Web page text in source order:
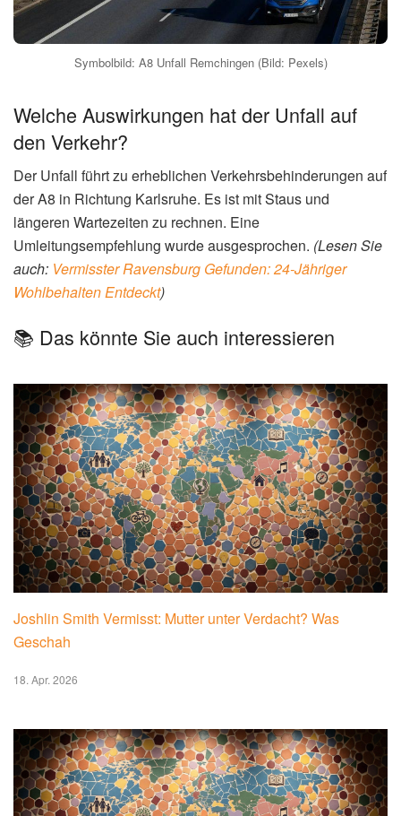
Symbolbild: A8 Unfall Remchingen (Bild: Pexels)
Welche Auswirkungen hat der Unfall auf
den Verkehr?
Der Unfall führt zu erheblichen Verkehrsbehinderungen auf
der A8 in Richtung Karlsruhe. Es ist mit Staus und
längeren Wartezeiten zu rechnen. Eine
Umleitungsempfehlung wurde ausgesprochen. (Lesen Sie
auch: Vermisster Ravensburg Gefunden: 24-Jähriger
Wohlbehalten Entdeckt)
📚 Das könnte Sie auch interessieren
Joshlin Smith Vermisst: Mutter unter Verdacht? Was
Geschah
18. Apr. 2026